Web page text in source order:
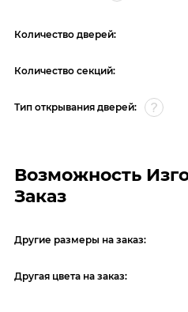
Количество дверей:
Количество секций:
Тип открывания дверей:
Возможность
Заказ
Другие размеры на заказ:
Другая цвета на заказ: